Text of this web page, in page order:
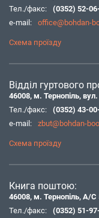
Тел./факс:
(0352) 52-
e-mail:
office@bohdan-
Схема проїзду
Відділ гуртового
46008, м. Тернопіль,
Тел./факс:
(0352) 43-
e-mail:
zbut@bohdan-
Схема проїзду
Книга поштою:
46008, м. Тернопіль, А/С
Тел./факс:
(0352) 51-